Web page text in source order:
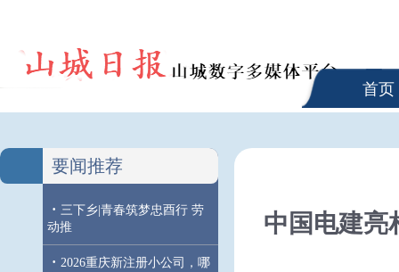
首页
要闻推荐
· 三下乡|青春筑梦忠酉行 劳
动推
· 2026重庆新注册小公司，哪
中国电建亮